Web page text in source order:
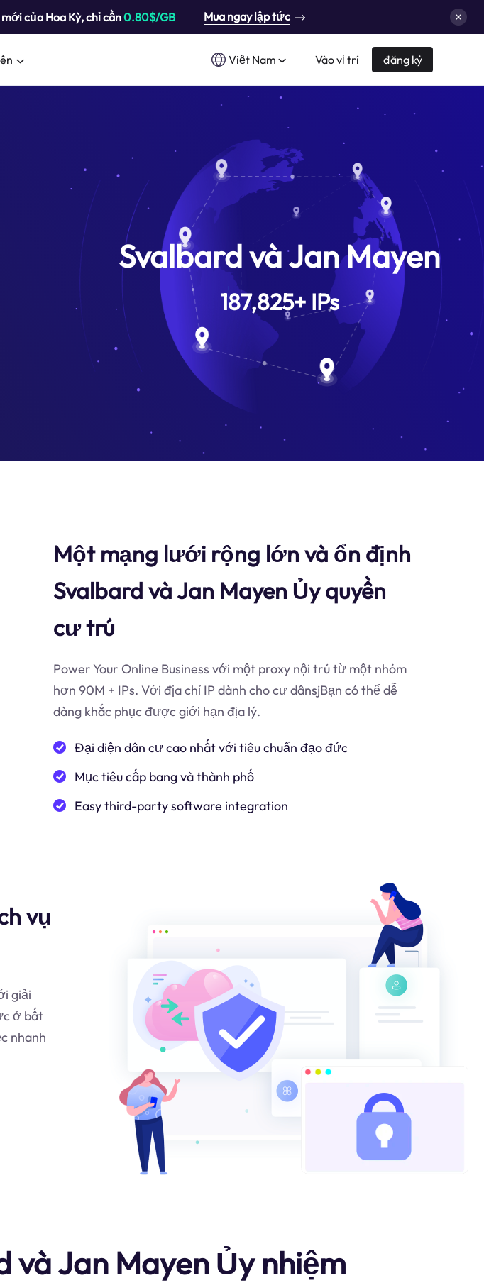
của Hoa Kỳ, chỉ cần0.80$/GB Mua ngay lập tức
Việt Nam Vào vị trí đăng ký
Svalbard và Jan Mayen
187,825+IPs
Một mạng lưới rộng lớn và ổn định
Svalbard và Jan Mayen Ủy quyền
cư trú
Power Your Online Business với một proxy nội trú từ một nhóm
hơn 90M + IPs. Với địa chỉ IP dành cho cư dânsjBạn có thể dễ
dàng khắc phục được giới hạn địa lý.
Đại diện dân cư cao nhất với tiêu chuẩn đạo đức
Mục tiêu cấp bang và thành phố
Easy third-party software integration
vụ
giải
ở bất
nhanh
và Jan Mayen Ủy nhiệm